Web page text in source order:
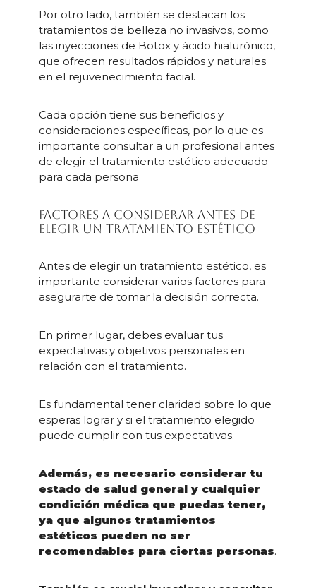
Por otro lado, también se destacan los
tratamientos de belleza no invasivos, como
las inyecciones de Botox y ácido hialurónico,
que ofrecen resultados rápidos y naturales
en el rejuvenecimiento facial.
Cada opción tiene sus beneficios y
consideraciones específicas, por lo que es
importante consultar a un profesional antes
de elegir el tratamiento estético adecuado
para cada persona
Factores a considerar antes de
elegir un tratamiento estético
Antes de elegir un tratamiento estético, es
importante considerar varios factores para
asegurarte de tomar la decisión correcta.
En primer lugar, debes evaluar tus
expectativas y objetivos personales en
relación con el tratamiento.
Es fundamental tener claridad sobre lo que
esperas lograr y si el tratamiento elegido
puede cumplir con tus expectativas.
Además, es necesario considerar tu
estado de salud general y cualquier
condición médica que puedas tener,
ya que algunos tratamientos
estéticos pueden no ser
recomendables para ciertas personas.